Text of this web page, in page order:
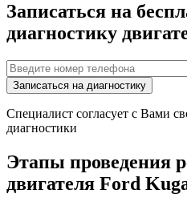
Записаться на
диагностику
Специалист согласует с Вами
диагностики
Этапы проведения
двигателя Ford